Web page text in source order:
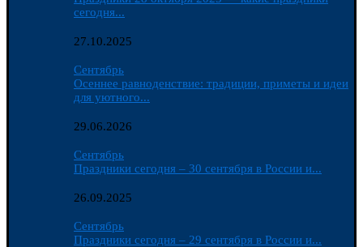
сегодня...
27.10.2025
Сентябрь
Осеннее равноденствие: традиции, приметы и идеи
для уютного...
29.06.2026
Сентябрь
Праздники сегодня – 30 сентября в России и...
26.09.2025
Сентябрь
Праздники сегодня – 29 сентября в России и...